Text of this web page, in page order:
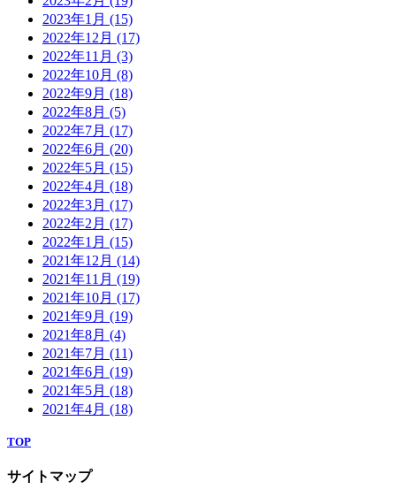
2023年1月 (15)
2022年12月 (17)
2022年11月 (3)
2022年10月 (8)
2022年9月 (18)
2022年8月 (5)
2022年7月 (17)
2022年6月 (20)
2022年5月 (15)
2022年4月 (18)
2022年3月 (17)
2022年2月 (17)
2022年1月 (15)
2021年12月 (14)
2021年11月 (19)
2021年10月 (17)
2021年9月 (19)
2021年8月 (4)
2021年7月 (11)
2021年6月 (19)
2021年5月 (18)
2021年4月 (18)
TOP
サイトマップ